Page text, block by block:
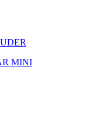
MINI